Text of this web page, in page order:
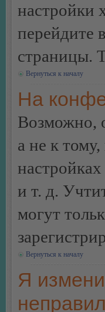
настройки
перейдите
страницы.
Вернуться к началу
На
Возможно,
а не к
и т. д.
могут
Вернуться к началу
Я